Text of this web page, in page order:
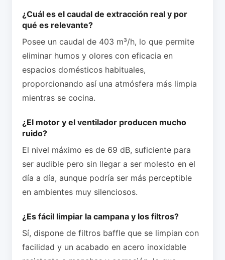
¿Cuál es el caudal de extracción real y por
qué es relevante?
Posee un caudal de 403 m³/h, lo que permite
eliminar humos y olores con eficacia en
espacios domésticos habituales,
proporcionando así una atmósfera más limpia
mientras se cocina.
¿El motor y el ventilador producen mucho
ruido?
El nivel máximo es de 69 dB, suficiente para
ser audible pero sin llegar a ser molesto en el
día a día, aunque podría ser más perceptible
en ambientes muy silenciosos.
¿Es fácil limpiar la campana y los filtros?
Sí, dispone de filtros baffle que se limpian con
facilidad y un acabado en acero inoxidable